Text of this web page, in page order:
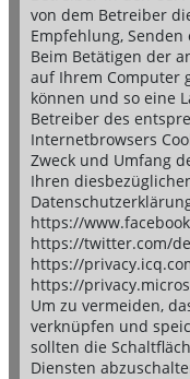
von dem Betreiber
Empfehlung,
Beim Betätigen der
auf Ihrem Computer
können und so eine
Betreiber des
Internetbrowsers
Zweck und Umfang
Ihren
https://
https://twitter.com/
https://
https://
Um zu vermeiden,
verknüpfen und
sollten die
Diensten